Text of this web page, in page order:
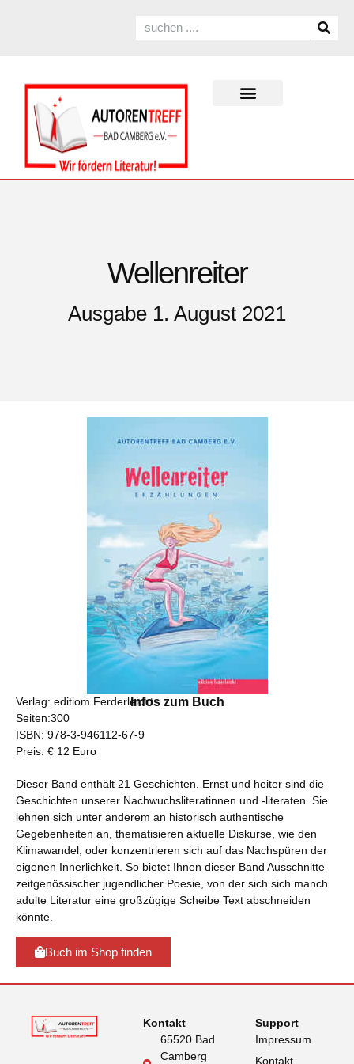
Wellenreiter
Ausgabe 1. August 2021
Infos zum Buch
Verlag: editiom Ferderleicht
Seiten:300
ISBN: 978-3-946112-67-9
Preis: € 12 Euro
Dieser Band enthält 21 Geschichten. Ernst und heiter sind die
Geschichten unserer Nachwuchsliteratinnen und -literaten. Sie
lehnen sich unter anderem an historisch authentische
Gegebenheiten an, thematisieren aktuelle Diskurse, wie den
Klimawandel, oder konzentrieren sich auf das Nachspüren der
eigenen Innerlichkeit. So bietet Ihnen dieser Band Ausschnitte
zeitgenössischer jugendlicher Poesie, von der sich sich manch
adulte Literatur eine großzügige Scheibe Text abschneiden
könnte.
Buch im Shop finden
Kontakt
65520 Bad
Camberg
Support
Impressum
Kontakt